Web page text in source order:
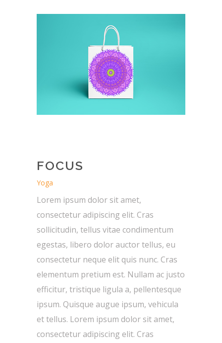
FOCUS
Yoga
Lorem ipsum dolor sit amet,
consectetur adipiscing elit. Cras
sollicitudin, tellus vitae condimentum
egestas, libero dolor auctor tellus, eu
consectetur neque elit quis nunc. Cras
elementum pretium est. Nullam ac justo
efficitur, tristique ligula a, pellentesque
ipsum. Quisque augue ipsum, vehicula
et tellus. Lorem ipsum dolor sit amet,
consectetur adipiscing elit. Cras